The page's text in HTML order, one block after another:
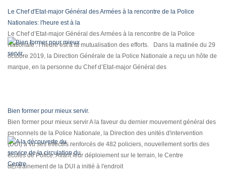
Le Chef d'Etat-major Général des Armées à la rencontre de la Police
Nationales: l'heure est à la
Le Chef d’Etat-major Général des Armées à la rencontre de la Police
Nationale : l’heure est à la mutualisation des efforts. Dans la matinée du 29
octobre 2019, la Direction Générale de la Police Nationale a reçu un hôte de
marque, en la personne du Chef d’Etat-major Général des
Bien former pour mieux servir.
Bien former pour mieux servir A la faveur du dernier mouvement général des
personnels de la Police Nationale, la Direction des unités d'intervention
(DUI) a vu ses effectifs renforcés de 482 policiers, nouvellement sortis des
écoles de Police. Avant leur déploiement sur le terrain, le Centre
dEntrainement de la DUI a initié à l'endroit